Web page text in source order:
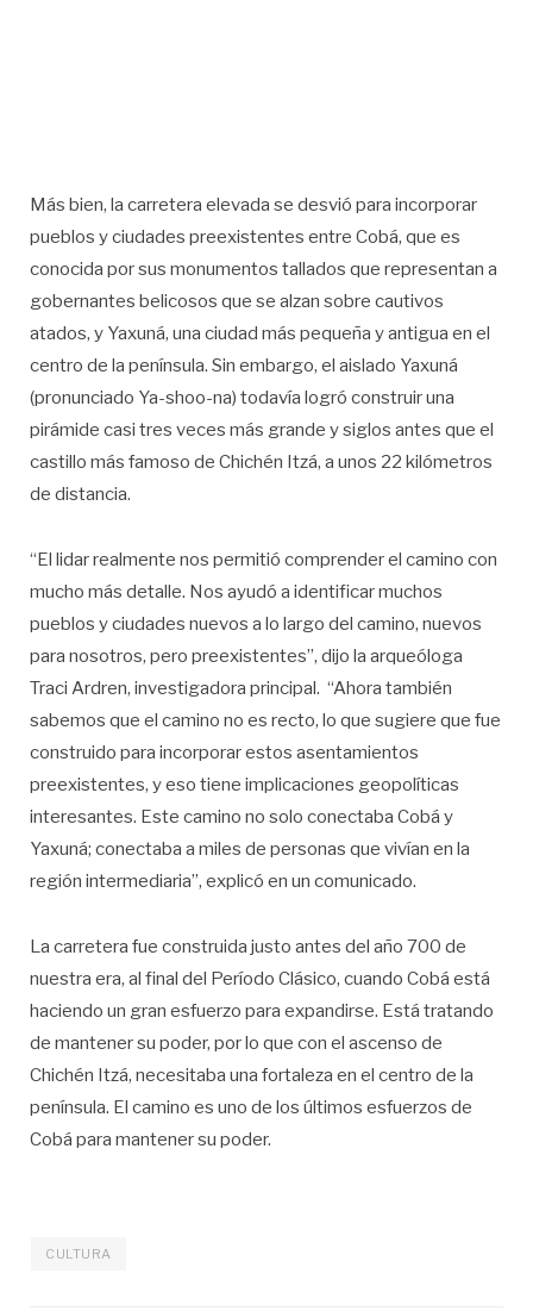
Más bien, la carretera elevada se desvió para incorporar
pueblos y ciudades preexistentes entre Cobá, que es
conocida por sus monumentos tallados que representan a
gobernantes belicosos que se alzan sobre cautivos
atados, y Yaxuná, una ciudad más pequeña y antigua en el
centro de la península. Sin embargo, el aislado Yaxuná
(pronunciado Ya-shoo-na) todavía logró construir una
pirámide casi tres veces más grande y siglos antes que el
castillo más famoso de Chichén Itzá, a unos 22 kilómetros
de distancia.
“El lidar realmente nos permitió comprender el camino con
mucho más detalle. Nos ayudó a identificar muchos
pueblos y ciudades nuevos a lo largo del camino, nuevos
para nosotros, pero preexistentes”, dijo la arqueóloga
Traci Ardren, investigadora principal. “Ahora también
sabemos que el camino no es recto, lo que sugiere que fue
construido para incorporar estos asentamientos
preexistentes, y eso tiene implicaciones geopolíticas
interesantes. Este camino no solo conectaba Cobá y
Yaxuná; conectaba a miles de personas que vivían en la
región intermediaria”, explicó en un comunicado.
La carretera fue construida justo antes del año 700 de
nuestra era, al final del Período Clásico, cuando Cobá está
haciendo un gran esfuerzo para expandirse. Está tratando
de mantener su poder, por lo que con el ascenso de
Chichén Itzá, necesitaba una fortaleza en el centro de la
península. El camino es uno de los últimos esfuerzos de
Cobá para mantener su poder.
CULTURA